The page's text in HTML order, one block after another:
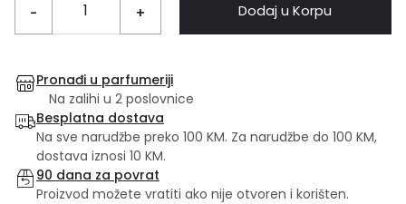
- + Dodaj u Korpu
Pronađi u parfumeriji
Na zalihi u 2 poslovnice
Besplatna dostava
Na sve narudžbe preko 100 KM. Za narudžbe do 100 KM,
dostava iznosi 10 KM.
90 dana za povrat
Proizvod možete vratiti ako nije otvoren i korišten.